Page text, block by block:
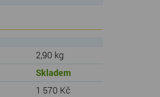
2,90 kg
Skladem
1 570 Kč